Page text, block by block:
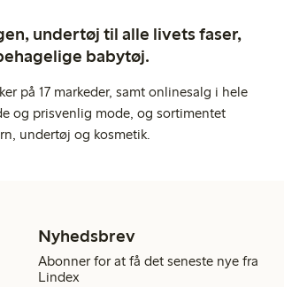
undertøj til alle livets faser,
babytøj.
på 17 markeder, samt onlinesalg i hele
og prisvenlig mode, og sortimentet
undertøj og kosmetik.
Nyhedsbrev
Abonner for at få det seneste nye fra
Lindex